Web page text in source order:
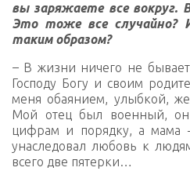
вы заряжаете все вокруг.
Это тоже все случайно?
таким образом?
– В жизни ничего не
Господу Богу и своим
меня обаянием, улыбкой,
Мой отец был военный,
цифрам и порядку, а мама
унаследовал любовь к
всего две пятерки…